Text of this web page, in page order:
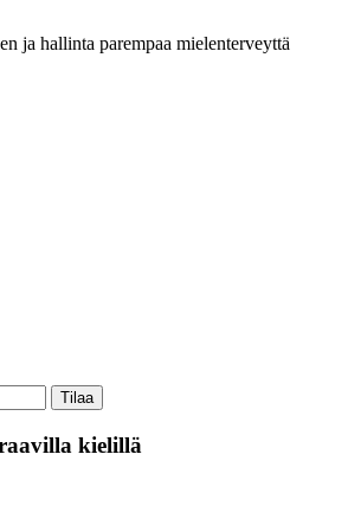
ja hallinta parempaa mielenterveyttä
Tilaa
kielillä